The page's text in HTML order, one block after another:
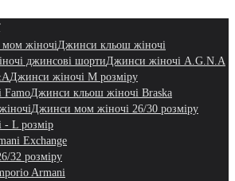
жіночіДжинси кльош жіночі
джинсові шортиДжинси жіночі A.G.N.A
Джинси жіночі M розміру
FamoДжинси кльош жіночі Braska
Джинси мом жіночі 26/30 розміру
- L розмір
Exchange
32 розміру
Armani